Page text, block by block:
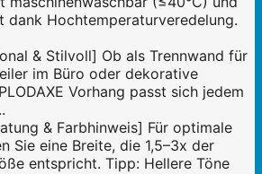
dank Hochtemperaturveredelung.
& Stilvoll] Ob als Trennwand für
im Büro oder dekorative
Vorhang passt sich jedem
& Farbhinweis] Für optimale
Sie eine Breite, die 1,5–3x der
entspricht. Tipp: Hellere Töne